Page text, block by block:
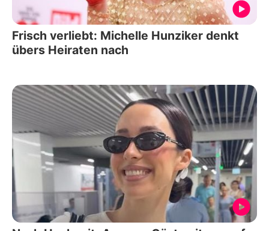
Frisch verliebt: Michelle Hunziker denkt
übers Heiraten nach